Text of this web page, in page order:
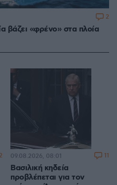
«φρένο» στα πλοία
2
Βασιλική κηδεία
προβλέπεται για τον
09.08.2026, 08:01 11